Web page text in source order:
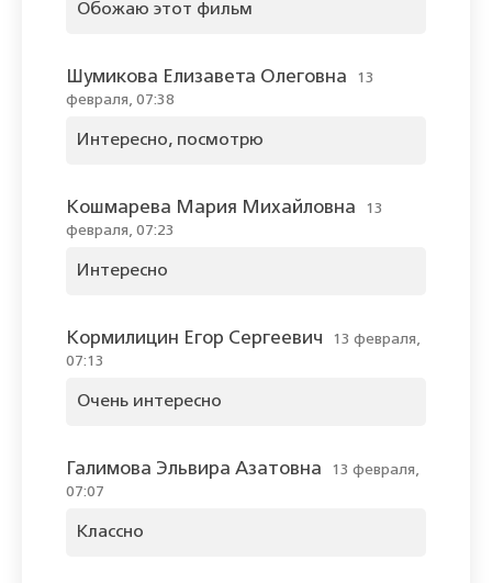
Обожаю этот фильм
Шумикова Елизавета Олеговна
13
февраля, 07:38
Интересно, посмотрю
Кошмарева Мария Михайловна
13
февраля, 07:23
Интересно
Кормилицин Егор Сергеевич
13 февраля,
07:13
Очень интересно
Галимова Эльвира Азатовна
13 февраля,
07:07
Классно